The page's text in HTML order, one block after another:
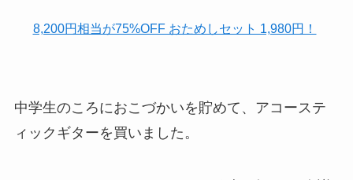
8,200円相当が75%OFF おためしセット 1,980円！
中学生のころにおこづかいを貯めて、アコーステ
ィックギターを買いました。